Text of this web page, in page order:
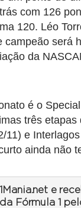
com 126
120. Léo
campeão será
da
é o
três etapas
11) e
ainda não
e
Fórmula 1